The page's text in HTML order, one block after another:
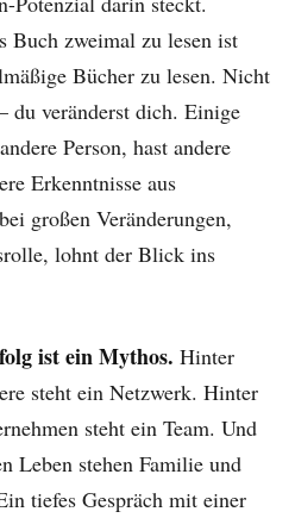
Buch zweimal zu lesen ist
Bücher zu lesen. Nicht
du veränderst dich. Einige
Person, hast andere
Erkenntnisse aus
großen Veränderungen,
lohnt der Blick ins
ist ein Mythos. Hinter
steht ein Netzwerk. Hinter
steht ein Team. Und
Leben stehen Familie und
tiefes Gespräch mit einer